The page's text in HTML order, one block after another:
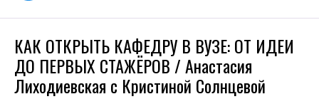
КАК ОТКРЫТЬ КАФЕДРУ В ВУЗЕ: ОТ ИДЕИ
ДО ПЕРВЫХ СТАЖЁРОВ / Анастасия
Лиходиевская с Кристиной Солнцевой